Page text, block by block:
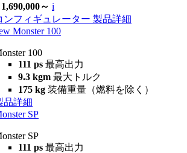
～ i
ンフィギュレーター 製品詳細
Monster 100
100
111 ps 最高出力
9.3 kgm 最大トルク
175 kg 装備重量（燃料を除く）
品詳細
SP
SP
111 ps 最高出力